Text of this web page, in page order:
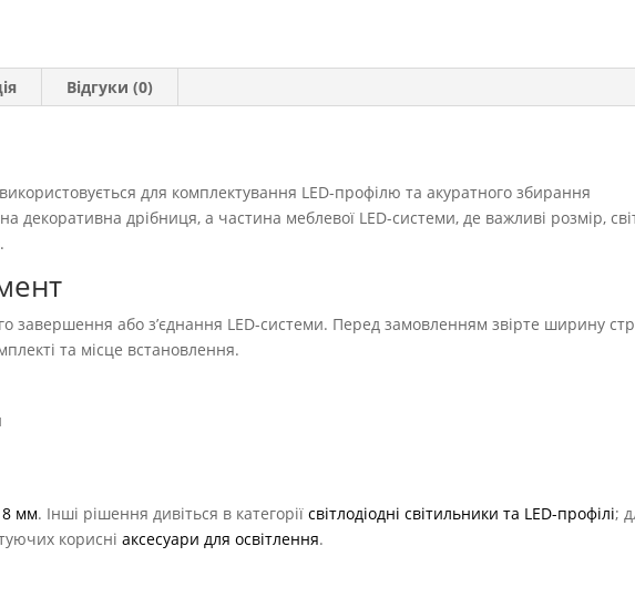
Відгуки (0)
для комплектування LED-профілю та акуратного збирання
декоративна дрібниця, а частина меблевої LED-системи, де важливі розмір,
завершення або з’єднання LED-системи. Перед замовленням звірте ширину
та місце встановлення.
8 мм. Інші рішення дивіться в категоріїсвітлодіодні світильники та LED-профілі;
корисніаксесуари для освітлення.